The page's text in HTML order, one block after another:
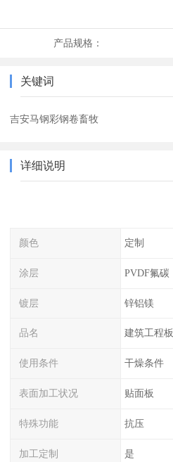
产品规格：
关键词
吉安马钢彩钢卷畜牧
详细说明
颜色 定制
涂层 PVDF氟碳
镀层 锌铝镁
品名 建筑工程板
使用条件 干燥条件
表面加工状况 贴面板
特殊功能 抗压
加工定制 是